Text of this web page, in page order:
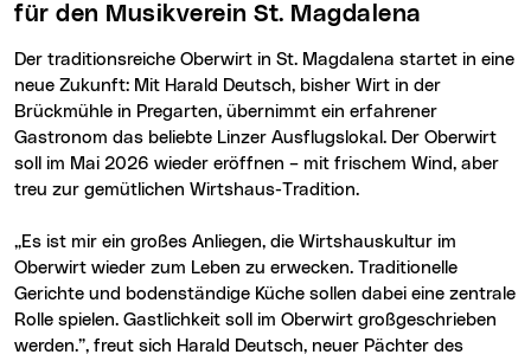
für den Musikverein St. Magdalena
Der traditionsreiche Oberwirt in St. Magdalena startet in eine
neue Zukunft: Mit Harald Deutsch, bisher Wirt in der
Brückmühle in Pregarten, übernimmt ein erfahrener
Gastronom das beliebte Linzer Ausflugslokal. Der Oberwirt
soll im Mai 2026 wieder eröffnen – mit frischem Wind, aber
treu zur gemütlichen Wirtshaus-Tradition.
„Es ist mir ein großes Anliegen, die Wirtshauskultur im
Oberwirt wieder zum Leben zu erwecken. Traditionelle
Gerichte und bodenständige Küche sollen dabei eine zentrale
Rolle spielen. Gastlichkeit soll im Oberwirt großgeschrieben
werden.”, freut sich Harald Deutsch, neuer Pächter des